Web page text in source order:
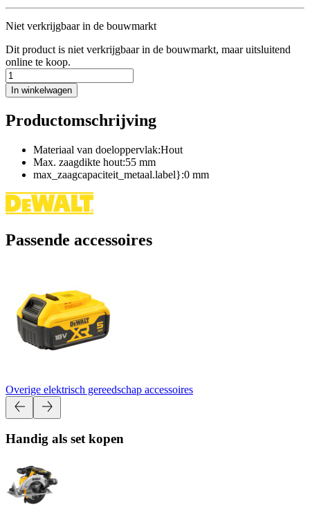
Niet verkrijgbaar in de bouwmarkt
Dit product is niet verkrijgbaar in de bouwmarkt, maar uitsluitend
online te koop.
In winkelwagen
Productomschrijving
Materiaal van doeloppervlak:Hout
Max. zaagdikte hout:55 mm
max_zaagcapaciteit_metaal.label}:0 mm
Passende accessoires
Overige elektrisch gereedschap accessoires
Handig als set kopen